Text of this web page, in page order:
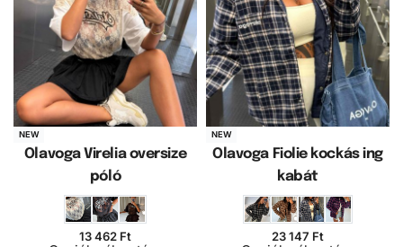
NEW
Olavoga Virelia oversize
póló
13 462 Ft
NEW
Olavoga Fiolie kockás ing
kabát
23 147 Ft